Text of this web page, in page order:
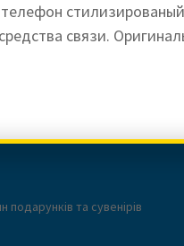
стилизированый
связи.